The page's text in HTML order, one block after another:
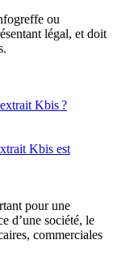
ou
légal, et doit
Kbis ?
Kbis est
pour une
d’une société, le
commerciales